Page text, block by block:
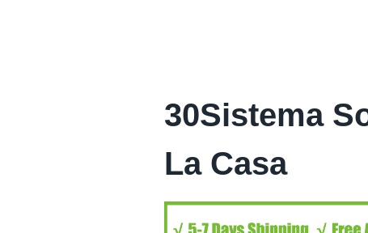
30Sistema
La Casa